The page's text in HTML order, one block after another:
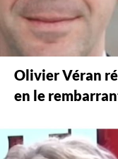
Olivier Véran
en le